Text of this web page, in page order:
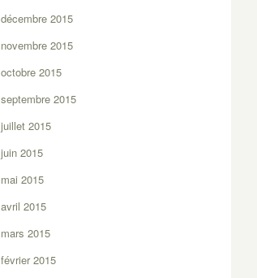
décembre 2015
novembre 2015
octobre 2015
septembre 2015
juillet 2015
juin 2015
mai 2015
avril 2015
mars 2015
février 2015